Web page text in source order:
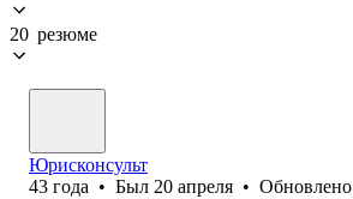
20 резюме
Юрисконсульт
43 года • Был 20 апреля • Обновлено